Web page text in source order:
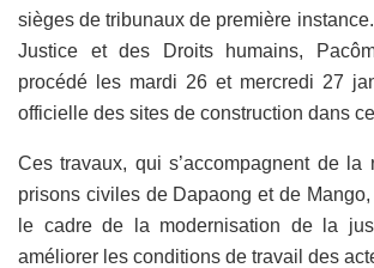
sièges de tribunaux de première
Justice et des Droits humains,
procédé les mardi 26 et mercredi 27
officielle des sites de construction dans
Ces travaux, qui s’accompagnent de la
prisons civiles de Dapaong et de Mango,
le cadre de la modernisation de la
améliorer les conditions de travail des